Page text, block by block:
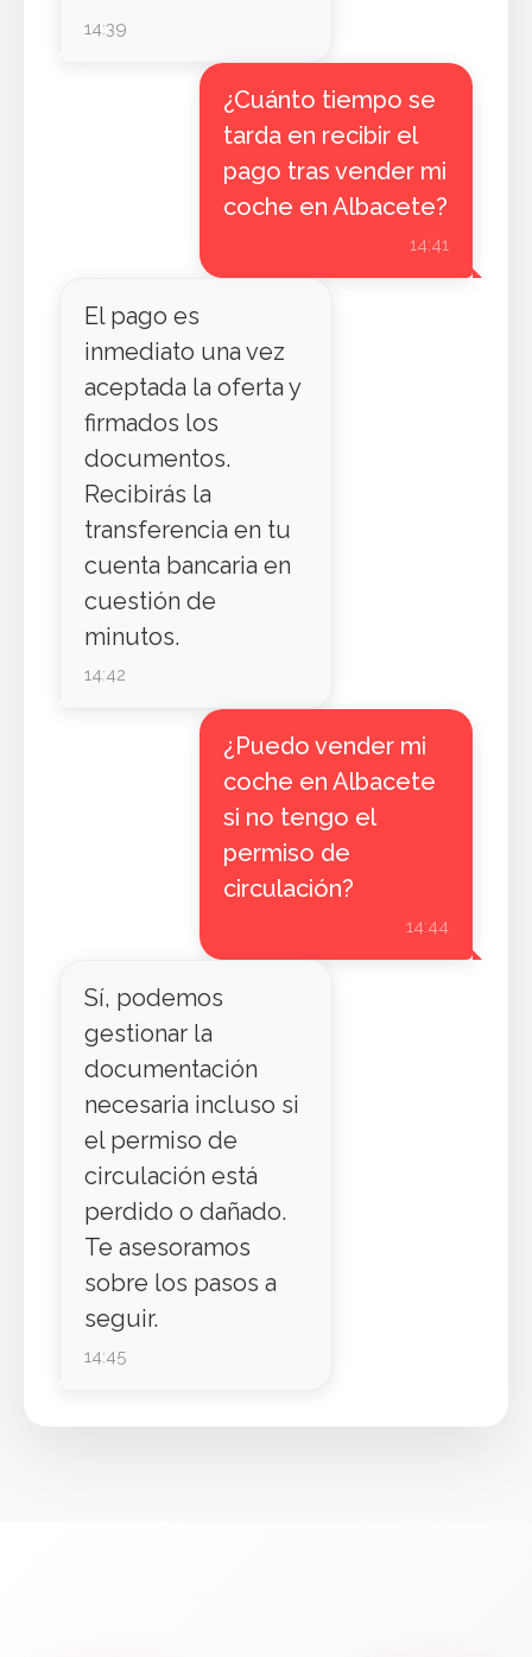
14:39
¿Cuánto tiempo se
tarda en recibir el
pago tras vender mi
coche en Albacete?
14:41
El pago es
inmediato una vez
aceptada la oferta y
firmados los
documentos.
Recibirás la
transferencia en tu
cuenta bancaria en
cuestión de
minutos.
14:42
¿Puedo vender mi
coche en Albacete
si no tengo el
permiso de
circulación?
14:44
Sí, podemos
gestionar la
documentación
necesaria incluso si
el permiso de
circulación está
perdido o dañado.
Te asesoramos
sobre los pasos a
seguir.
14:45